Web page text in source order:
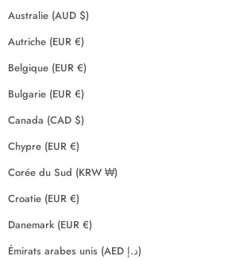
Australie (AUD $)
Autriche (EUR €)
Belgique (EUR €)
Bulgarie (EUR €)
Canada (CAD $)
Chypre (EUR €)
Corée du Sud (KRW ₩)
Croatie (EUR €)
Danemark (EUR €)
Émirats arabes unis (AED د.إ)